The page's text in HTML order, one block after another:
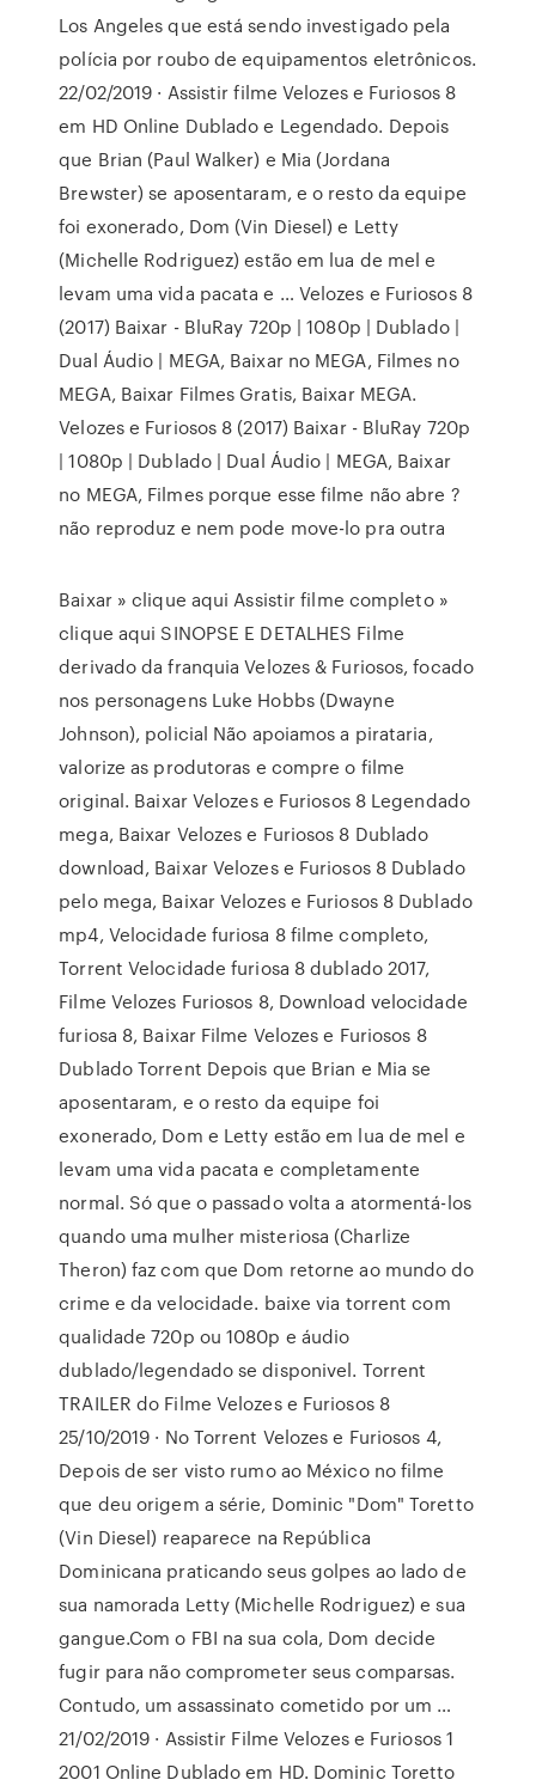
Los Angeles que está sendo investigado pela
polícia por roubo de equipamentos eletrônicos.
22/02/2019 · Assistir filme Velozes e Furiosos 8
em HD Online Dublado e Legendado. Depois
que Brian (Paul Walker) e Mia (Jordana
Brewster) se aposentaram, e o resto da equipe
foi exonerado, Dom (Vin Diesel) e Letty
(Michelle Rodriguez) estão em lua de mel e
levam uma vida pacata e … Velozes e Furiosos 8
(2017) Baixar - BluRay 720p | 1080p | Dublado |
Dual Áudio | MEGA, Baixar no MEGA, Filmes no
MEGA, Baixar Filmes Gratis, Baixar MEGA.
Velozes e Furiosos 8 (2017) Baixar - BluRay 720p
| 1080p | Dublado | Dual Áudio | MEGA, Baixar
no MEGA, Filmes porque esse filme não abre ?
não reproduz e nem pode move-lo pra outra
Baixar » clique aqui Assistir filme completo »
clique aqui SINOPSE E DETALHES Filme
derivado da franquia Velozes & Furiosos, focado
nos personagens Luke Hobbs (Dwayne
Johnson), policial Não apoiamos a pirataria,
valorize as produtoras e compre o filme
original. Baixar Velozes e Furiosos 8 Legendado
mega, Baixar Velozes e Furiosos 8 Dublado
download, Baixar Velozes e Furiosos 8 Dublado
pelo mega, Baixar Velozes e Furiosos 8 Dublado
mp4, Velocidade furiosa 8 filme completo,
Torrent Velocidade furiosa 8 dublado 2017,
Filme Velozes Furiosos 8, Download velocidade
furiosa 8, Baixar Filme Velozes e Furiosos 8
Dublado Torrent Depois que Brian e Mia se
aposentaram, e o resto da equipe foi
exonerado, Dom e Letty estão em lua de mel e
levam uma vida pacata e completamente
normal. Só que o passado volta a atormentá-los
quando uma mulher misteriosa (Charlize
Theron) faz com que Dom retorne ao mundo do
crime e da velocidade. baixe via torrent com
qualidade 720p ou 1080p e áudio
dublado/legendado se disponivel. Torrent
TRAILER do Filme Velozes e Furiosos 8
25/10/2019 · No Torrent Velozes e Furiosos 4,
Depois de ser visto rumo ao México no filme
que deu origem a série, Dominic "Dom" Toretto
(Vin Diesel) reaparece na República
Dominicana praticando seus golpes ao lado de
sua namorada Letty (Michelle Rodriguez) e sua
gangue.Com o FBI na sua cola, Dom decide
fugir para não comprometer seus comparsas.
Contudo, um assassinato cometido por um …
21/02/2019 · Assistir Filme Velozes e Furiosos 1
2001 Online Dublado em HD. Dominic Toretto